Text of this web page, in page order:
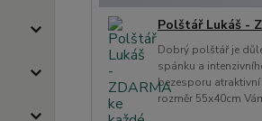
Polštář Lukáš -
Dobrý polštář je
spánku a
bezesporu
rozměr 55x40cm